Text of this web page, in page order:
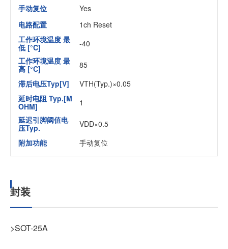
手动复位
Yes
电路配置
1ch Reset
工作环境温度 最
低 [°C]
-40
工作环境温度 最
高 [°C]
85
滞后电压Typ[V]
VTH(Typ.)×0.05
延时电阻 Typ.[M
OHM]
1
延迟引脚阈值电
压Typ.
VDD×0.5
附加功能
手动复位
封装
>SOT-25A